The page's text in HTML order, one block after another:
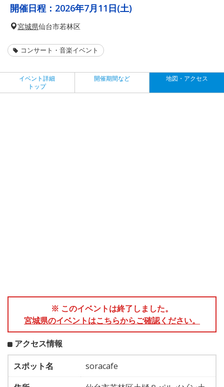
開催日程： 2026年7月11日(土)
宮城県仙台市若林区
コンサート・音楽イベント
イベント詳細
トップ
開催期間など 地図・アクセス
※ このイベントは終了しました。
宮城県のイベントはこちらからご確認ください。
アクセス情報
スポット名
soracafe